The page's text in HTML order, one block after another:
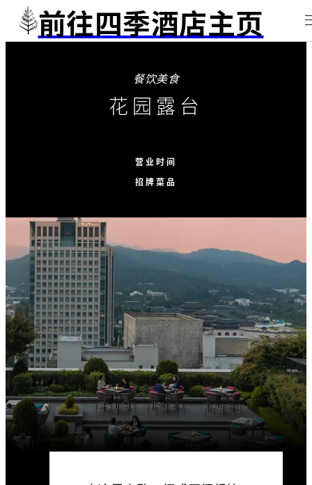
前往四季酒店主页
餐饮美食
花园露台
营业时间
招牌菜品